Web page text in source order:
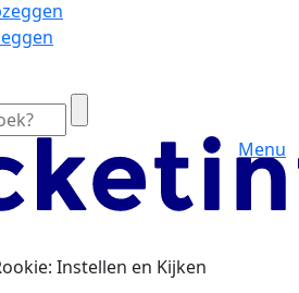
Menu
Instellen en Kijken